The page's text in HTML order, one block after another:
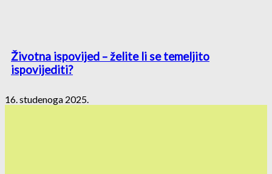
Životna ispovijed – želite li se temeljito
ispovijediti?
16. studenoga 2025.